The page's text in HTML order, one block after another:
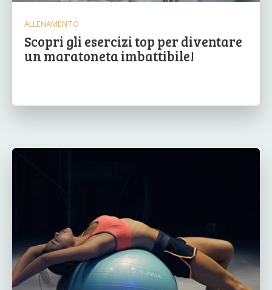
ALLENAMENTO
Scopri gli esercizi top per diventare
un maratoneta imbattibile!